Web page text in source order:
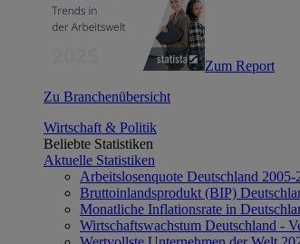
Zum Report
Zu Branchenübersicht
Wirtschaft & Politik
Beliebte Statistiken
Aktuelle Statistiken
Arbeitslosenquote Deutschland 2005-
Bruttoinlandsprodukt (BIP)
Monatliche Inflationsrate in
Wirtschaftswachstum Deutschland -